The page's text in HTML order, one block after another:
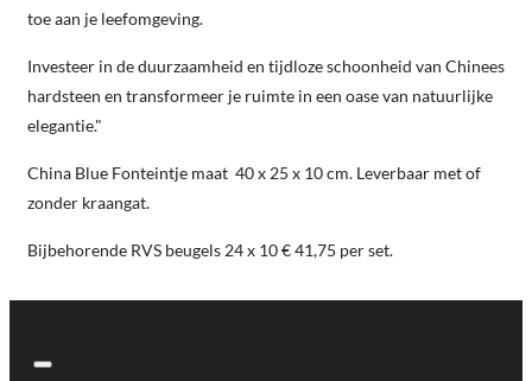
toe aan je leefomgeving.
Investeer in de duurzaamheid en tijdloze schoonheid van Chinees
hardsteen en transformeer je ruimte in een oase van natuurlijke
elegantie."
China Blue Fonteintje maat 40 x 25 x 10 cm. Leverbaar met of
zonder kraangat.
Bijbehorende RVS beugels 24 x 10 € 41,75 per set.